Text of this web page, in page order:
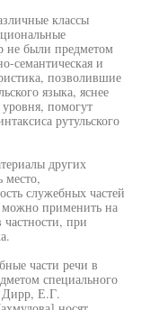
классы
не были предметом
семантическая и
позволившие
языка, яснее
помогут
рутульского
других
место,
служебных частей
можно применить на
при
части речи в
специального
Дирр, Е.Г.